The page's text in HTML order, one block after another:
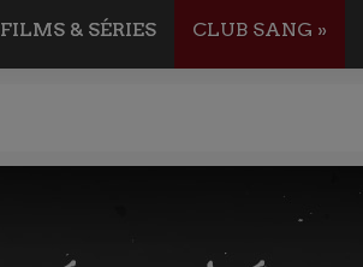
FILMS & SÉRIES CLUB SANG »